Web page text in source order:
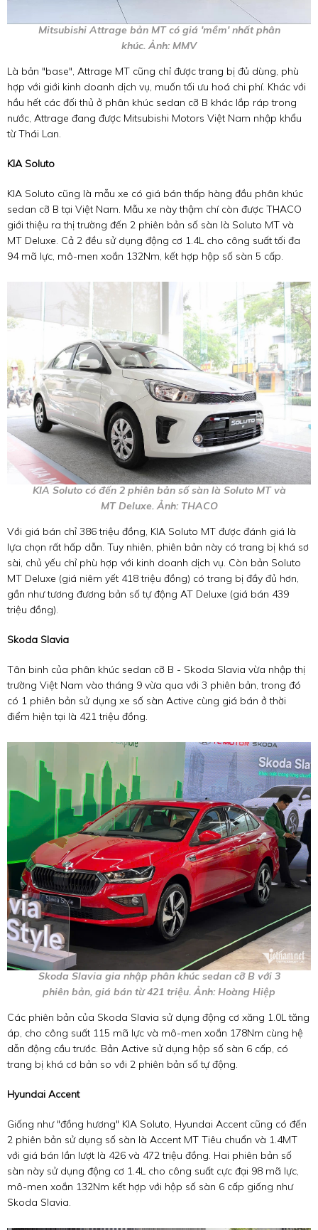
Mitsubishi Attrage bản MT có giá 'mềm' nhất phân
khúc. Ảnh: MMV
Là bản "base", Attrage MT cũng chỉ được trang bị đủ dùng, phù
hợp với giới kinh doanh dịch vụ, muốn tối ưu hoá chi phí. Khác với
hầu hết các đối thủ ở phân khúc sedan cỡ B khác lắp ráp trong
nước, Attrage đang được Mitsubishi Motors Việt Nam nhập khẩu
từ Thái Lan.
KIA Soluto
KIA Soluto cũng là mẫu xe có giá bán thấp hàng đầu phân khúc
sedan cỡ B tại Việt Nam. Mẫu xe này thậm chí còn được THACO
giới thiệu ra thị trường đến 2 phiên bản số sàn là Soluto MT và
MT Deluxe. Cả 2 đều sử dụng động cơ 1.4L cho công suất tối đa
94 mã lực, mô-men xoắn 132Nm, kết hợp hộp số sàn 5 cấp.
KIA Soluto có đến 2 phiên bản số sàn là Soluto MT và
MT Deluxe. Ảnh: THACO
Với giá bán chỉ 386 triệu đồng, KIA Soluto MT được đánh giá là
lựa chọn rất hấp dẫn. Tuy nhiên, phiên bản này có trang bị khá sơ
sài, chủ yếu chỉ phù hợp với kinh doanh dịch vụ. Còn bản Soluto
MT Deluxe (giá niêm yết 418 triệu đồng) có trang bị đầy đủ hơn,
gần như tương đương bản số tự động AT Deluxe (giá bán 439
triệu đồng).
Skoda Slavia
Tân binh của phân khúc sedan cỡ B - Skoda Slavia vừa nhập thị
trường Việt Nam vào tháng 9 vừa qua với 3 phiên bản, trong đó
có 1 phiên bản sử dụng xe số sàn Active cùng giá bán ở thời
điểm hiện tại là 421 triệu đồng.
Skoda Slavia gia nhập phân khúc sedan cỡ B với 3
phiên bản, giá bán từ 421 triệu. Ảnh: Hoàng Hiệp
Các phiên bản của Skoda Slavia sử dụng động cơ xăng 1.0L tăng
áp, cho công suất 115 mã lực và mô-men xoắn 178Nm cùng hệ
dẫn động cầu trước. Bản Active sử dụng hộp số sàn 6 cấp, có
trang bị khá cơ bản so với 2 phiên bản số tự động.
Hyundai Accent
Giống như "đồng hương" KIA Soluto, Hyundai Accent cũng có đến
2 phiên bản sử dụng số sàn là Accent MT Tiêu chuẩn và 1.4MT
với giá bán lần lượt là 426 và 472 triệu đồng. Hai phiên bản số
sàn này sử dụng động cơ 1.4L cho công suất cực đại 98 mã lực,
mô-men xoắn 132Nm kết hợp với hộp số sàn 6 cấp giống như
Skoda Slavia.